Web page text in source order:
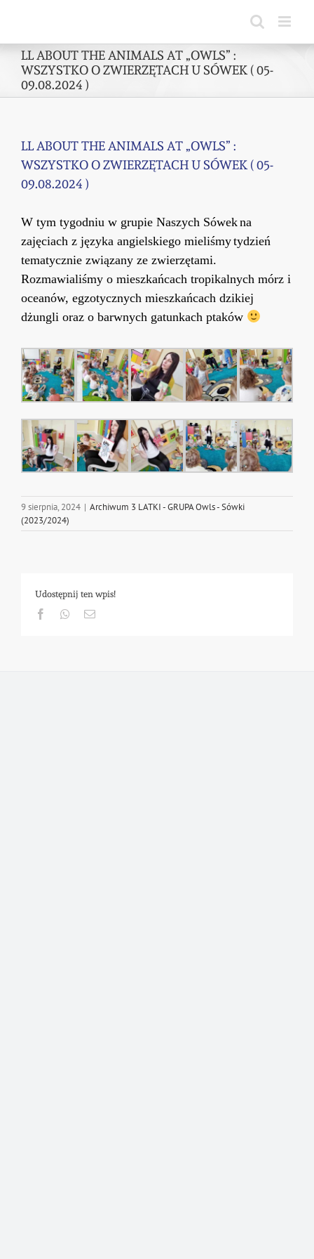
LL ABOUT THE ANIMALS AT „OWLS” :
WSZYSTKO O ZWIERZĘTACH U SÓWEK ( 05-
09.08.2024 )
LL ABOUT THE ANIMALS AT „OWLS” :
WSZYSTKO O ZWIERZĘTACH U SÓWEK ( 05-
09.08.2024 )
W tym tygodniu w grupie Naszych Sówekna
zajęciach z języka angielskiego mieliśmytydzień
tematycznie związany ze zwierzętami.
Rozmawialiśmy o mieszkańcach tropikalnych mórz i
oceanów, egzotycznych mieszkańcach dzikiej
dżungli oraz o barwnych gatunkach ptaków
9 sierpnia, 2024 | Archiwum 3 LATKI - GRUPA Owls - Sówki
(2023/2024)
Udostępnij ten wpis!
FacebookWhatsapp
Email